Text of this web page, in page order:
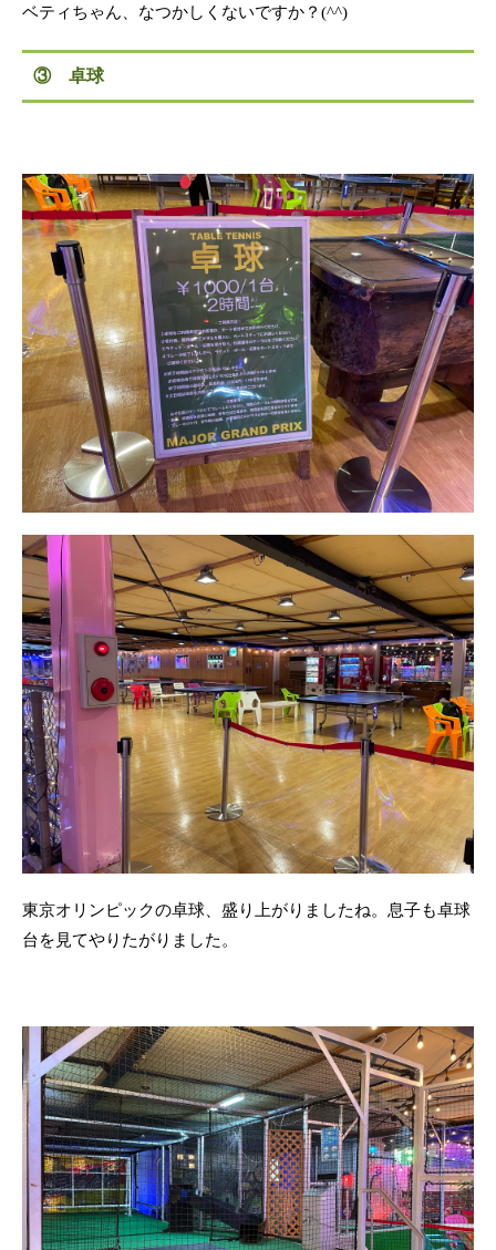
ベティちゃん、なつかしくないですか？(^^)
③ 卓球
東京オリンピックの卓球、盛り上がりましたね。息子も卓球
台を見てやりたがりました。